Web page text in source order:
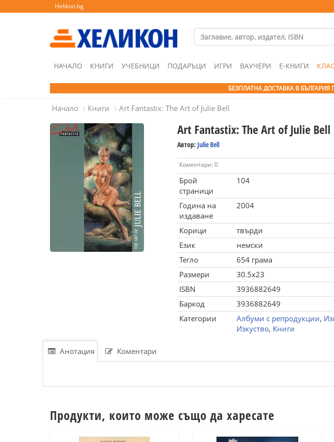
Helikon.bg
НАЧАЛО КНИГИ УЧЕБНИЦИ ПОДАРЪЦИ ИГРИ ВАУЧЕРИ Е-КНИГИ
БЕЗПЛАТНА ДОСТАВКА В БЪЛГАРИЯ
Начало Книги Art Fantastix: The Art of Julie Bell
Art Fantastix: The Art of Julie Bell
Автор: Julie Bell
Коментари: 0
Брой
страници
104
Година на
издаване
2004
Корици
твърди
Език
немски
Тегло
654 грама
Размери
30.5x23
ISBN
3936882649
Баркод
3936882649
Категории
Албуми с репродукции,
Изкуство, Книги
Анотация Коментари
Продукти, които може също да харесате